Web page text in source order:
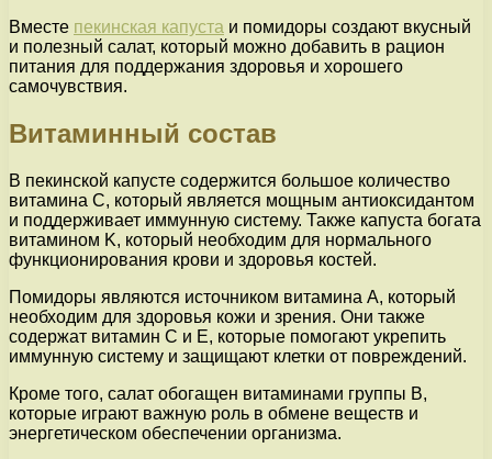
Вместе пекинская капуста и помидоры создают вкусный
и полезный салат, который можно добавить в рацион
питания для поддержания здоровья и хорошего
самочувствия.
Витаминный состав
В пекинской капусте содержится большое количество
витамина C, который является мощным антиоксидантом
и поддерживает иммунную систему. Также капуста богата
витамином K, который необходим для нормального
функционирования крови и здоровья костей.
Помидоры являются источником витамина A, который
необходим для здоровья кожи и зрения. Они также
содержат витамин C и E, которые помогают укрепить
иммунную систему и защищают клетки от повреждений.
Кроме того, салат обогащен витаминами группы B,
которые играют важную роль в обмене веществ и
энергетическом обеспечении организма.